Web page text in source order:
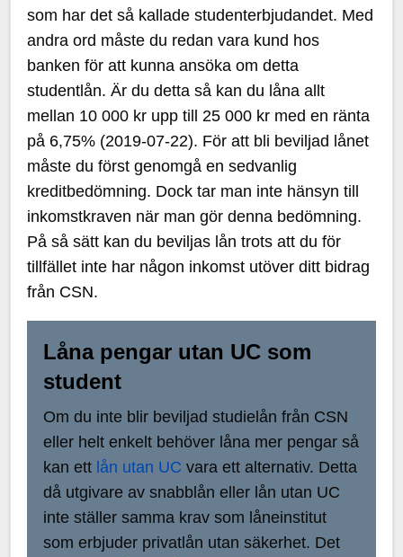
som har det så kallade studenterbjudandet. Med
andra ord måste du redan vara kund hos
banken för att kunna ansöka om detta
studentlån. Är du detta så kan du låna allt
mellan 10 000 kr upp till 25 000 kr med en ränta
på 6,75% (2019-07-22). För att bli beviljad lånet
måste du först genomgå en sedvanlig
kreditbedömning. Dock tar man inte hänsyn till
inkomstkraven när man gör denna bedömning.
På så sätt kan du beviljas lån trots att du för
tillfället inte har någon inkomst utöver ditt bidrag
från CSN.
Låna pengar utan UC som
student
Om du inte blir beviljad studielån från CSN
eller helt enkelt behöver låna mer pengar så
kan ett lån utan UC vara ett alternativ. Detta
då utgivare av snabblån eller lån utan UC
inte ställer samma krav som låneinstitut
som erbjuder privatlån utan säkerhet. Det